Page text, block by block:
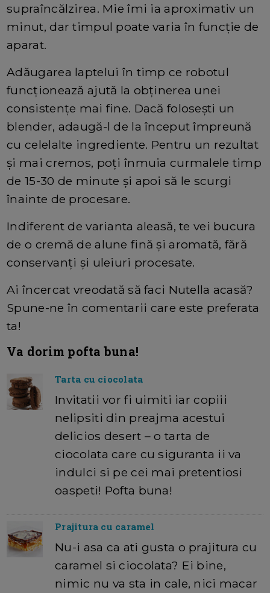
supraîncălzirea. Mie îmi ia aproximativ un
minut, dar timpul poate varia în funcție de
aparat.
Adăugarea laptelui în timp ce robotul
funcționează ajută la obținerea unei
consistențe mai fine. Dacă folosești un
blender, adaugă-l de la început împreună
cu celelalte ingrediente. Pentru un rezultat
și mai cremos, poți înmuia curmalele timp
de 15-30 de minute și apoi să le scurgi
înainte de procesare.
Indiferent de varianta aleasă, te vei bucura
de o cremă de alune fină și aromată, fără
conservanți și uleiuri procesate.
Ai încercat vreodată să faci Nutella acasă?
Spune-ne în comentarii care este preferata
ta!
Va dorim pofta buna!
Tarta cu ciocolata
Invitatii vor fi uimiti iar copiii
nelipsiti din preajma acestui
delicios desert – o tarta de
ciocolata care cu siguranta ii va
indulci si pe cei mai pretentiosi
oaspeti! Pofta buna!
Prajitura cu caramel
Nu-i asa ca ati gusta o prajitura cu
caramel si ciocolata? Ei bine,
nimic nu va sta in cale, nici macar